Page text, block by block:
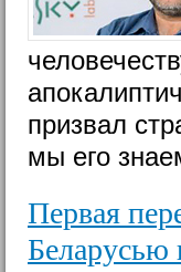
призвал
мы его
Первая
Беларусью